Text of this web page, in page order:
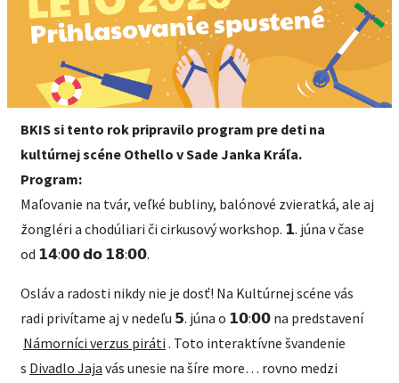
BKISsi tento rok pripravilo program pre deti na
kultúrnej scéne Othello v Sade Janka Kráľa.
Program:
Maľovanie na tvár, veľké bubliny, balónové zvieratká, ale aj
žongléri a chodúliari či cirkusový workshop. 𝟭. júna v čase
od 𝟭𝟰:𝟬𝟬 𝗱𝗼 𝟭𝟴:𝟬𝟬.
Osláv a radosti nikdy nie je dosť! Na Kultúrnej scéne vás
radi privítame aj v nedeľu 𝟱. júna o 𝟭𝟬:𝟬𝟬 na predstavení
Námorníci verzus piráti . Toto interaktívne švandenie
s Divadlo Jaja vás unesie na šíre more… rovno medzi